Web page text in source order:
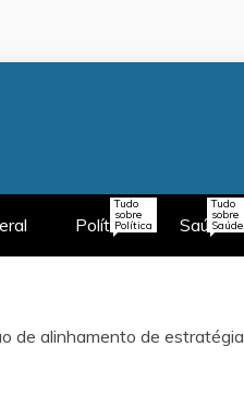
Política
Tudo
sobre
Política Saúde
Tudo
sobre
Saúde